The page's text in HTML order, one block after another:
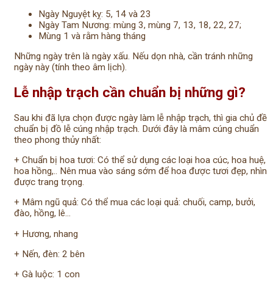
Ngày Nguyệt kỵ: 5, 14 và 23
Ngày Tam Nương: mùng 3, mùng 7, 13, 18, 22, 27;
Mùng 1 và rằm hàng tháng
Những ngày trên là ngày xấu. Nếu dọn nhà, cần tránh những
ngày này (tính theo âm lịch).
Lễ nhập trạch cần chuẩn bị những gì?
Sau khi đã lựa chọn được ngày làm lễ nhập trạch, thì gia chủ đề
chuẩn bị đồ lễ cúng nhập trạch. Dưới đây là mâm cúng chuẩn
theo phong thủy nhất:
+ Chuẩn bị hoa tươi: Có thể sử dụng các loại hoa cúc, hoa huệ,
hoa hồng,.. Nên mua vào sáng sớm để hoa được tươi đẹp, nhìn
được trang trọng.
+ Mâm ngũ quả: Có thể mua các loại quả: chuối, camp, bưởi,
đào, hồng, lê…
+ Hương, nhang
+ Nến, đèn: 2 bên
+ Gà luộc: 1 con